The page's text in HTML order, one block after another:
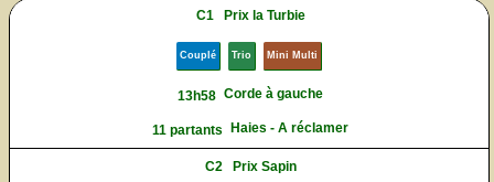
C1 Prix la Turbie
Couplé Trio Mini Multi
13h58 Corde à gauche
11 partants Haies - A réclamer
C2 Prix Sapin